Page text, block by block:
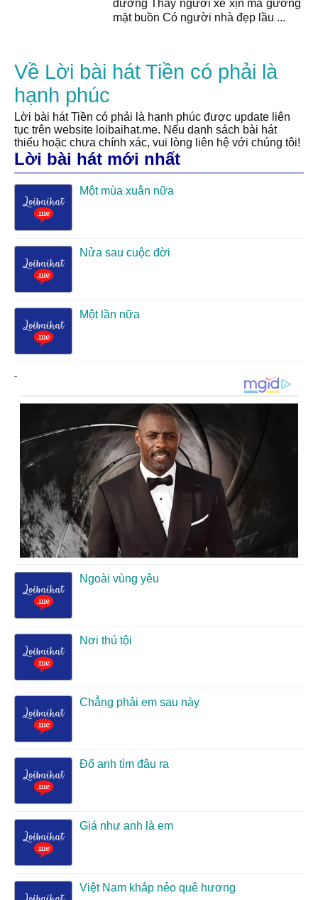
đường Thấy người xe xịn mà gương
mặt buồn Có người nhà đẹp lầu ...
Về Lời bài hát Tiền có phải là
hạnh phúc
Lời bài hát Tiền có phải là hạnh phúc được update liên
tục trên website loibaihat.me. Nếu danh sách bài hát
thiếu hoặc chưa chính xác, vui lòng liên hệ với chúng tôi!
Lời bài hát mới nhất
Một mùa xuân nữa
Nửa sau cuộc đời
Một lần nữa
Ngoài vùng yêu
Nơi thú tội
Chẳng phải em sau này
Đố anh tìm đâu ra
Giá như anh là em
Việt Nam khắp nẻo quê hương